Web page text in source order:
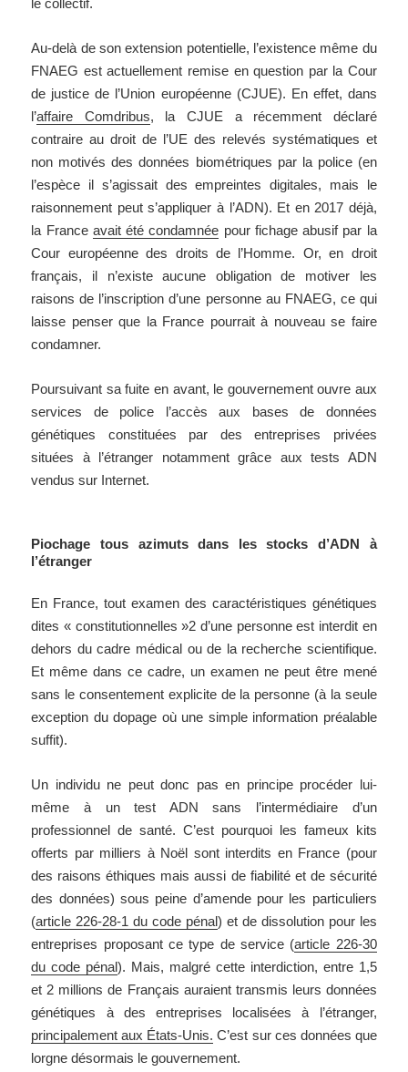
le collectif.
Au-delà de son extension potentielle, l’existence même du
FNAEG est actuellement remise en question par la Cour
de justice de l’Union européenne (CJUE). En effet, dans
l’affaire Comdribus, la CJUE a récemment déclaré
contraire au droit de l’UE des relevés systématiques et
non motivés des données biométriques par la police (en
l’espèce il s’agissait des empreintes digitales, mais le
raisonnement peut s’appliquer à l’ADN). Et en 2017 déjà,
la France avait été condamnée pour fichage abusif par la
Cour européenne des droits de l’Homme. Or, en droit
français, il n’existe aucune obligation de motiver les
raisons de l’inscription d’une personne au FNAEG, ce qui
laisse penser que la France pourrait à nouveau se faire
condamner.
Poursuivant sa fuite en avant, le gouvernement ouvre aux
services de police l’accès aux bases de données
génétiques constituées par des entreprises privées
situées à l’étranger notamment grâce aux tests ADN
vendus sur Internet.
Piochage tous azimuts dans les stocks d’ADN à
l’étranger
En France, tout examen des caractéristiques génétiques
dites « constitutionnelles »2 d’une personne est interdit en
dehors du cadre médical ou de la recherche scientifique.
Et même dans ce cadre, un examen ne peut être mené
sans le consentement explicite de la personne (à la seule
exception du dopage où une simple information préalable
suffit).
Un individu ne peut donc pas en principe procéder lui-
même à un test ADN sans l’intermédiaire d’un
professionnel de santé. C’est pourquoi les fameux kits
offerts par milliers à Noël sont interdits en France (pour
des raisons éthiques mais aussi de fiabilité et de sécurité
des données) sous peine d’amende pour les particuliers
(article 226-28-1 du code pénal) et de dissolution pour les
entreprises proposant ce type de service (article 226-30
du code pénal). Mais, malgré cette interdiction, entre 1,5
et 2 millions de Français auraient transmis leurs données
génétiques à des entreprises localisées à l’étranger,
principalement aux États-Unis. C’est sur ces données que
lorgne désormais le gouvernement.